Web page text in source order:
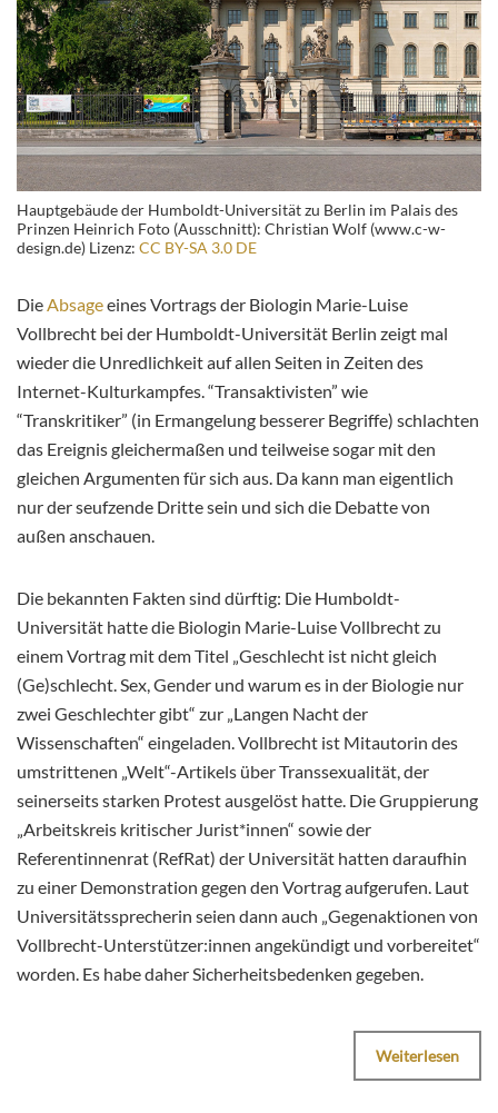
Hauptgebäude der Humboldt-Universität zu Berlin im Palais des
Prinzen Heinrich Foto (Ausschnitt): Christian Wolf (www.c-w-
design.de) Lizenz: CC BY-SA 3.0 DE
DieAbsageeines Vortrags der Biologin Marie-Luise
Vollbrecht bei der Humboldt-Universität Berlin zeigt mal
wieder die Unredlichkeit auf allen Seiten in Zeiten des
Internet-Kulturkampfes. “Transaktivisten” wie
“Transkritiker” (in Ermangelung besserer Begriffe) schlachten
das Ereignis gleichermaßen und teilweise sogar mit den
gleichen Argumenten für sich aus. Da kann man eigentlich
nur der seufzende Dritte sein und sich die Debatte von
außen anschauen.
Die bekannten Fakten sind dürftig: Die Humboldt-
Universität hatte die Biologin Marie-Luise Vollbrecht zu
einem Vortrag mit dem Titel „Geschlecht ist nicht gleich
(Ge)schlecht. Sex, Gender und warum es in der Biologie nur
zwei Geschlechter gibt“ zur „Langen Nacht der
Wissenschaften“ eingeladen. Vollbrecht ist Mitautorin des
umstrittenen „Welt“-Artikels über Transsexualität, der
seinerseits starken Protest ausgelöst hatte. Die Gruppierung
„Arbeitskreis kritischer Jurist*innen“ sowie der
Referentinnenrat (RefRat) der Universität hatten daraufhin
zu einer Demonstration gegen den Vortrag aufgerufen. Laut
Universitätssprecherin seien dann auch „Gegenaktionen von
Vollbrecht-Unterstützer:innen angekündigt und vorbereitet“
worden. Es habe daher Sicherheitsbedenken gegeben.
Weiterlesen